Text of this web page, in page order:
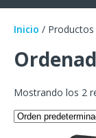
Inicio / Productos
Mostrando los 2